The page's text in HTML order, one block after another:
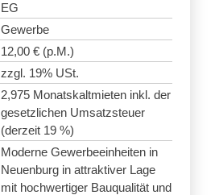
EG
Gewerbe
12,00 € (p.M.)
zzgl. 19% USt.
2,975 Monatskaltmieten inkl. der
gesetzlichen Umsatzsteuer
(derzeit 19 %)
Moderne Gewerbeeinheiten in
Neuenburg in attraktiver Lage
mit hochwertiger Bauqualität und